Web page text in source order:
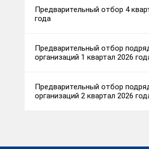
Предварительный отбор 4
года
Предварительный отбор
организаций 1 квартал 2026
Предварительный отбор
организаций 2 квартал 2026